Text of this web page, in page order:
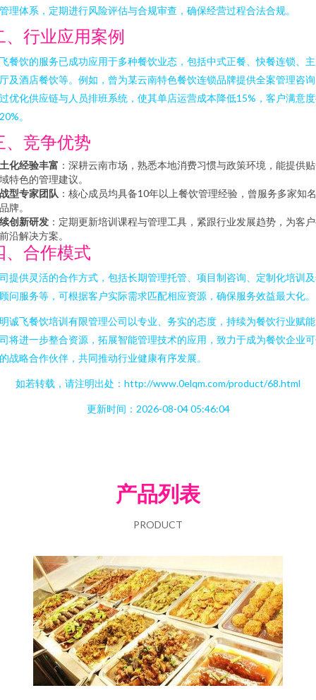
理体系，定期进行风险评估与合规审查，确保经营过程合法合规。
、行业应用案例
餐饮的服务已成功应用于多种餐饮业态，包括中式正餐、快餐连锁、
及酒店餐饮等。例如，曾为某云南特色餐饮连锁品牌提供全案管理咨
优化供应链与人员排班系统，使其单店运营成本降低15%，客户满意
。
、竞争优势
化经验丰富 ：深耕云南市场，熟悉本地消费习惯与政策环境，能提供
特色的管理建议。
型专家团队 ：核心成员均具备10年以上餐饮管理经验，曾服务多家知
牌。
创新研发 ：定期更新培训课程与管理工具，紧跟行业发展趋势，为客
沿解决方案。
、合作模式
提供灵活的合作方式，包括长期管理托管、项目制咨询、定制化培训
问服务等，可根据客户实际需求匹配相应资源，确保服务效益最大化。
诚飞餐饮培训有限管理公司以专业、务实的态度，持续为餐饮行业赋
将进一步整合资源，拓展智能管理技术的应用，致力于成为餐饮企业
战略合作伙伴，共同推动行业健康有序发展。
如若转载，请注明出处：http://www.0elqm.com/product/68.html
更新时间：2026-08-04 05:46:04
产品列表
PRODUCT